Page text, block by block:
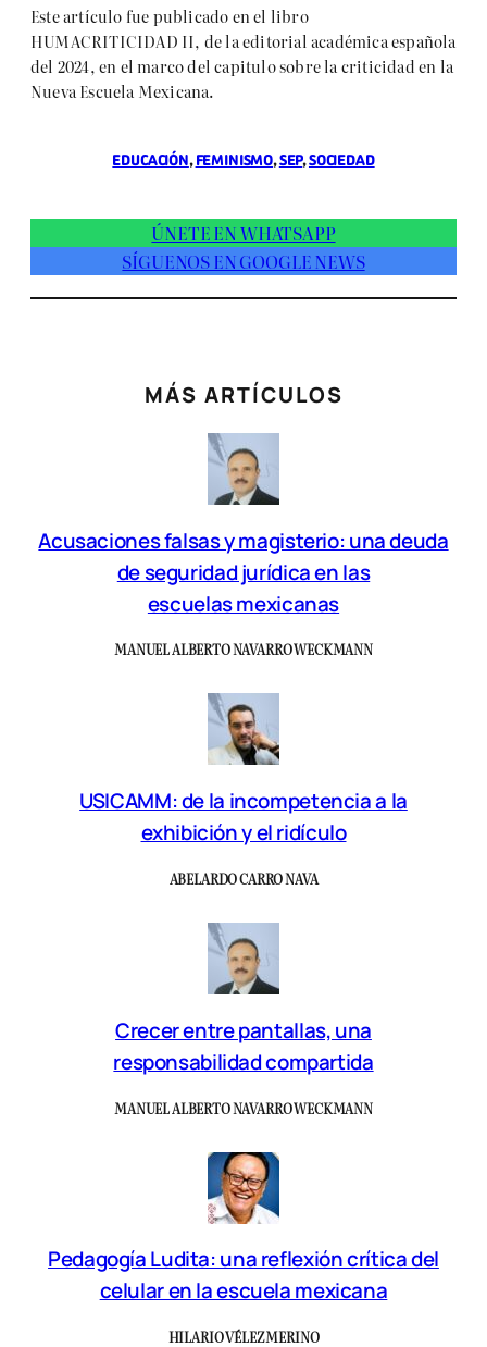
Este artículo fue publicado en el libro
HUMACRITICIDAD II, de la editorial académica española
del 2024, en el marco del capitulo sobre la criticidad en la
Nueva Escuela Mexicana.
EDUCACIÓN, FEMINISMO, SEP, SOCIEDAD
ÚNETE EN WHATSAPP
SÍGUENOS EN GOOGLE NEWS
MÁS ARTÍCULOS
Acusaciones falsas y magisterio: una deuda
de seguridad jurídica en las
escuelas mexicanas
MANUEL ALBERTO NAVARRO WECKMANN
USICAMM: de la incompetencia a la
exhibición y el ridículo
ABELARDO CARRO NAVA
Crecer entre pantallas, una
responsabilidad compartida
MANUEL ALBERTO NAVARRO WECKMANN
Pedagogía Ludita: una reflexión crítica del
celular en la escuela mexicana
HILARIO VÉLEZ MERINO